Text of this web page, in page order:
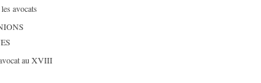
avocats
au XVIII